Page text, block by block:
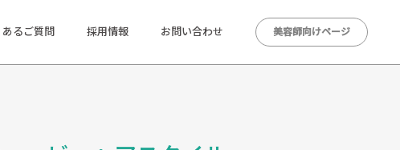
あるご質問 採用情報 お問い合わせ 美容師向けページ